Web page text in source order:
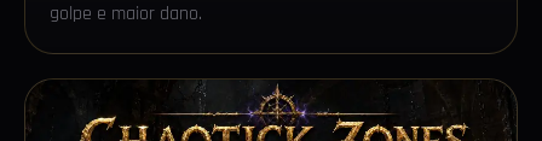
golpe e maior dano.